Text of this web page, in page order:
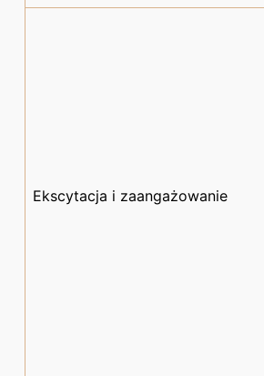
Ekscytacja i zaangażowanie